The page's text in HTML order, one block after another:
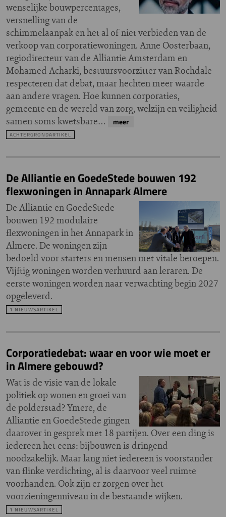
wenselijke bouwpercentages,
versnelling van de
schimmelaanpak en het al of niet verbieden van de
verkoop van corporatiewoningen. Anne Oosterbaan,
regiodirecteur van de Alliantie Amsterdam en
Mohamed Acharki, bestuursvoorzitter van Rochdale
respecteren dat debat, maar hechten meer waarde
aan andere vragen. Hoe kunnen corporaties,
gemeente en de wereld van zorg, welzijn en veiligheid
samen soms kwetsbare…
meer
ACHTERGRONDARTIKEL
De Alliantie en GoedeStede bouwen 192
flexwoningen in Annapark Almere
De Alliantie en GoedeStede
bouwen 192 modulaire
flexwoningen in het Annapark in
Almere. De woningen zijn
bedoeld voor starters en mensen met vitale beroepen.
Vijftig woningen worden verhuurd aan leraren. De
eerste woningen worden naar verwachting begin 2027
opgeleverd.
1 NIEUWSARTIKEL
Corporatiedebat: waar en voor wie moet er
in Almere gebouwd?
Wat is de visie van de lokale
politiek op wonen en groei van
de polderstad? Ymere, de
Alliantie en GoedeStede gingen
daarover in gesprek met 18 partijen. Over een ding is
iedereen het eens: bijbouwen is dringend
noodzakelijk. Maar lang niet iedereen is voorstander
van flinke verdichting, al is daarvoor veel ruimte
voorhanden. Ook zijn er zorgen over het
voorzieningenniveau in de bestaande wijken.
1 NIEUWSARTIKEL